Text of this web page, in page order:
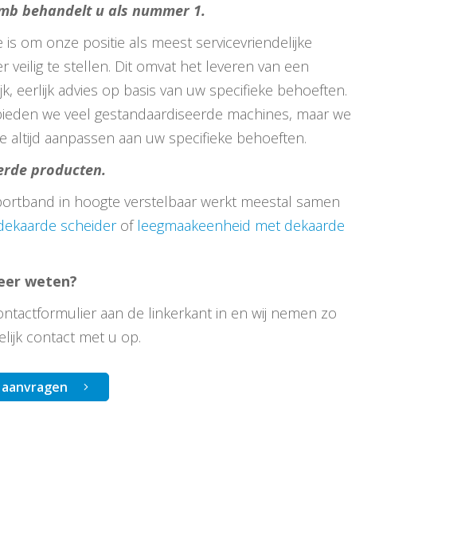
behandelt u als nummer 1.
is om onze positie als meest servicevriendelijke
veilig te stellen. Dit omvat het leveren van een
eerlijk advies op basis van uw specifieke behoeften.
we veel gestandaardiseerde machines, maar we
altijd aanpassen aan uw specifieke behoeften.
producten.
in hoogte verstelbaar werkt meestal samen
scheiderof leegmaakeenheid met dekaarde
weten?
aan de linkerkant in en wij nemen zo
contact met u op.